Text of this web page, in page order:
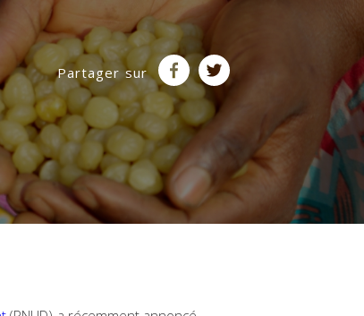
Partager sur